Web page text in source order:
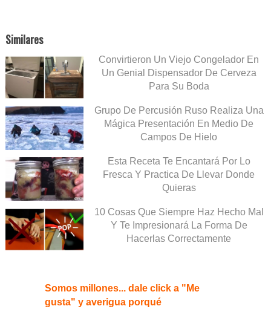
Similares
Convirtieron Un Viejo Congelador En
Un Genial Dispensador De Cerveza
Para Su Boda
Grupo De Percusión Ruso Realiza Una
Mágica Presentación En Medio De
Campos De Hielo
Esta Receta Te Encantará Por Lo
Fresca Y Practica De Llevar Donde
Quieras
10 Cosas Que Siempre Haz Hecho Mal
Y Te Impresionará La Forma De
Hacerlas Correctamente
Somos millones... dale click a "Me
gusta" y averigua porqué